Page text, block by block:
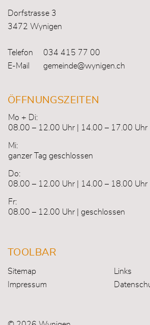
Dorfstrasse 3
3472 Wynigen
Telefon
034 415 77 00
E-Mail
gemeinde@wynigen.ch
ÖFFNUNGSZEITEN
Mo + Di:
08.00 – 12.00 Uhr | 14.00 – 17.00 Uhr
Mi:
ganzer Tag geschlossen
Do:
08.00 – 12.00 Uhr | 14.00 – 18.00 Uhr
Fr:
08.00 – 12.00 Uhr | geschlossen
TOOLBAR
Sitemap
Links
Impressum